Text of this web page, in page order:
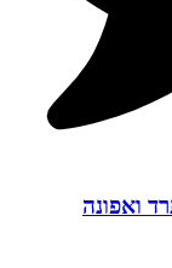
ואפונה